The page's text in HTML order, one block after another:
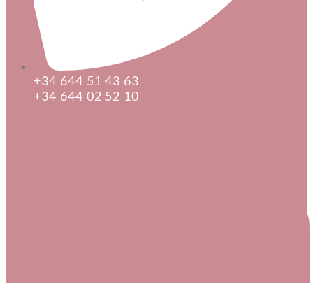
+34 644 51 43 63
+34 644 02 52 10